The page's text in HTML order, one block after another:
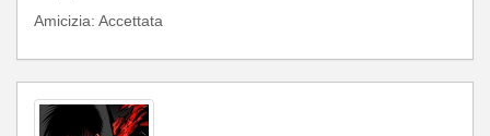
Amicizia: Accettata